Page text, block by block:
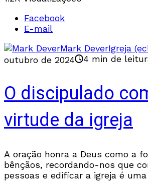
Facebook
E-mail
Mark DeverIgreja
outubro de 2024
4 min de
O discipulado
virtude da igreja
A oração honra a Deus como a
bênçãos, recordando-nos que
pessoas e edificar a igreja é